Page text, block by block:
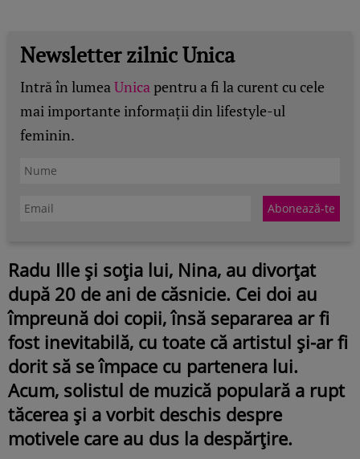
Newsletter zilnic Unica
Intră în lumeaUnicapentru a fi la curent cu cele
mai importante informații din lifestyle-ul
feminin.
Radu Ille și soția lui, Nina, au divorțat
după 20 de ani de căsnicie. Cei doi au
împreună doi copii, însă separarea ar fi
fost inevitabilă, cu toate că artistul și-ar fi
dorit să se împace cu partenera lui.
Acum, solistul de muzică populară a rupt
tăcerea și a vorbit deschis despre
motivele care au dus la despărțire.